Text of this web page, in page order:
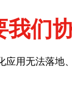
我们
应用无法落